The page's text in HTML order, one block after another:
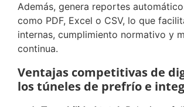
Además, genera reportes
como PDF, Excel o CSV, lo que
internas, cumplimiento normativo y
continua.
Ventajas competitivas de
los túneles de prefrío e